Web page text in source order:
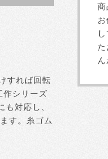
すれば回転
作シリーズ
対応し、
す。糸ゴム